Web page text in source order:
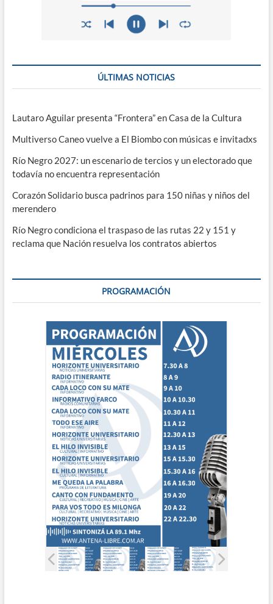
ÚLTIMAS NOTICIAS
Lautaro Aguilar presenta “Frontera” en Casa de la Cultura
Multiverso Caneo vuelve a El Biombo con músicas e invitadxs
Río Negro 2027: un escenario de tercios y un electorado que
todavía no encuentra representación
Corazón Solidario busca padrinos para 150 niñas y niños del
merendero
Río Negro condiciona el traspaso de las rutas 22 y 151 y
reclama que Nación resuelva los contratos abiertos
PROGRAMACIÓN